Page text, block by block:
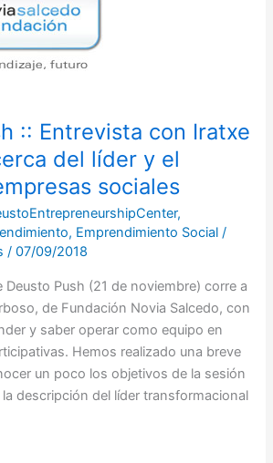
:: Entrevista con Iratxe
del líder y el
sociales
,
, Emprendimiento Social /
/07/09/2018
Deusto Push (21 de noviembre) corre a
de Fundación Novia Salcedo, con
y saber operar como equipo en
Hemos realizado una breve
un poco los objetivos de la sesión
descripción del líder transformacional